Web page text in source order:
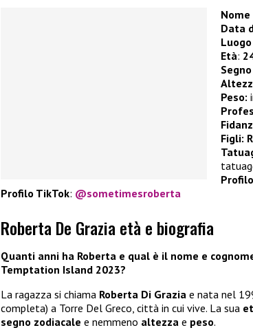
Nome
Data
Età:
Peso:
Figli:
Profilo TikTok: @sometimesroberta
Roberta De Grazia età e biografia
Quanti anni ha Roberta e qual è il nome e
Temptation Island 2023?
La ragazza si chiama Roberta Di Grazia e nata nel
completa) a Torre Del Greco, città in cui vive. La sua
segno zodiacale e nemmeno altezza e peso.